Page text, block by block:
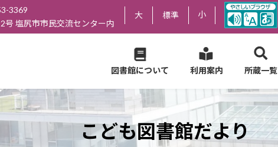
3369
号 塩尻市市民交流センター内
大 標準 小
図書館について 利用案内 所蔵一覧
こども図書館だより